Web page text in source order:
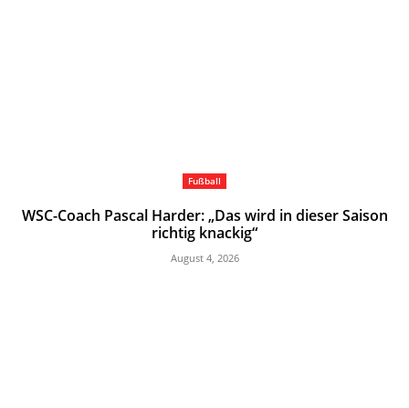
Fußball
WSC-Coach Pascal Harder: „Das wird in dieser Saison
richtig knackig“
August 4, 2026